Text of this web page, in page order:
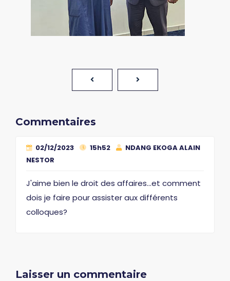
Commentaires
02/12/2023 15h52
NDANG EKOGA ALAIN
NESTOR
J'aime bien le droit des affaires...et comment
dois je faire pour assister aux différents
colloques?
Laisser un commentaire